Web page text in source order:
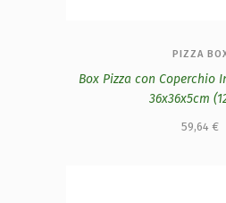
PIZZA
Box Pizza con Coperchio
36x36x5cm
59,64 €